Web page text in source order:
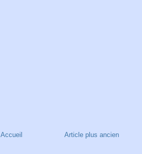
Article plus ancien
Accueil